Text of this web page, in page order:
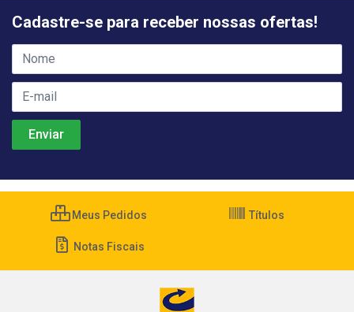
Cadastre-se para receber nossas ofertas!
Meus Pedidos Títulos
Notas Fiscais